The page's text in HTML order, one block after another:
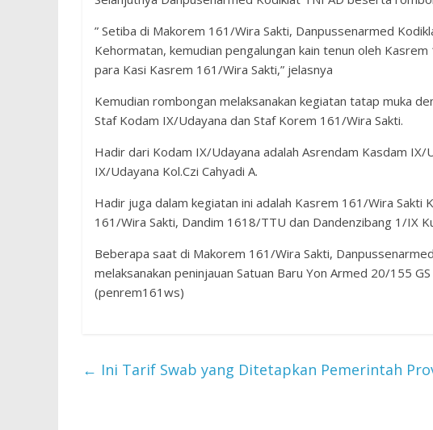
” Setiba di Makorem 161/Wira Sakti, Danpussenarmed
Kehormatan, kemudian pengalungan kain tenun oleh
para Kasi Kasrem 161/Wira Sakti,” jelasnya
Kemudian rombongan melaksanakan kegiatan tatap muka
Staf Kodam IX/Udayana dan Staf Korem 161/Wira Sakti.
Hadir dari Kodam IX/Udayana adalah Asrendam Kasdam
IX/Udayana Kol.Czi Cahyadi A.
Hadir juga dalam kegiatan ini adalah Kasrem 161/Wira Sakti
161/Wira Sakti, Dandim 1618/TTU dan Dandenzibang 1/IX
Beberapa saat di Makorem 161/Wira Sakti,
melaksanakan peninjauan Satuan Baru Yon Armed 20/155
(penrem161ws)
← Ini Tarif Swab yang Ditetapkan Pemerintah